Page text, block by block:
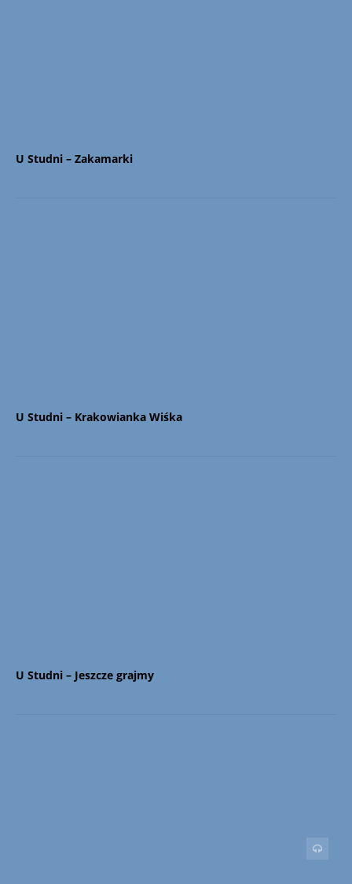
U Studni – Zakamarki
U Studni – Krakowianka Wiśka
U Studni – Jeszcze grajmy